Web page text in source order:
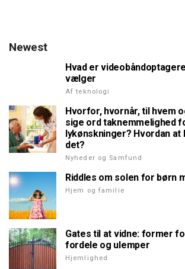
Newest
Hvad er
vælger
Af teknologi
Hvorfor, hvornår, til hvem
sige ord taknemmelighed
lykønskninger? Hvordan at
det?
Nyheder og Samfund
Riddles om solen for børn
Hjem og familie
Gates til at vidne: former
fordele og ulemper
Hjemlighed